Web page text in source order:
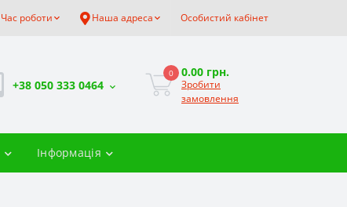
Час роботи Наша адреса Особистий кабінет
+38 050 333 0464
0 0.00 грн.
Зробити
замовлення
Інформація